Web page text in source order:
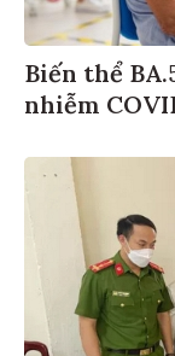
Biến thể
nhiễm